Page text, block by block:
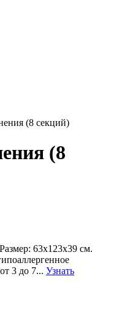
(8 секций)
(8
63х123х39 см.
3 до 7... Узнать